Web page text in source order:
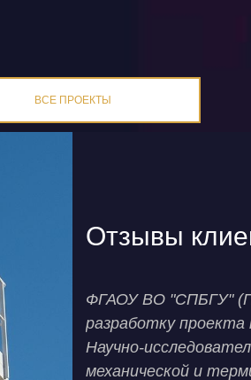
ВСЕ ПРОЕКТЫ
Отзывы
ОВ
с
ФГАОУ ВО "СПБГУ"
разработку проекта
Научно-
механической и